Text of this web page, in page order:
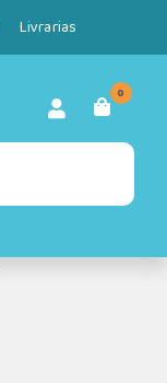
Livrarias
0